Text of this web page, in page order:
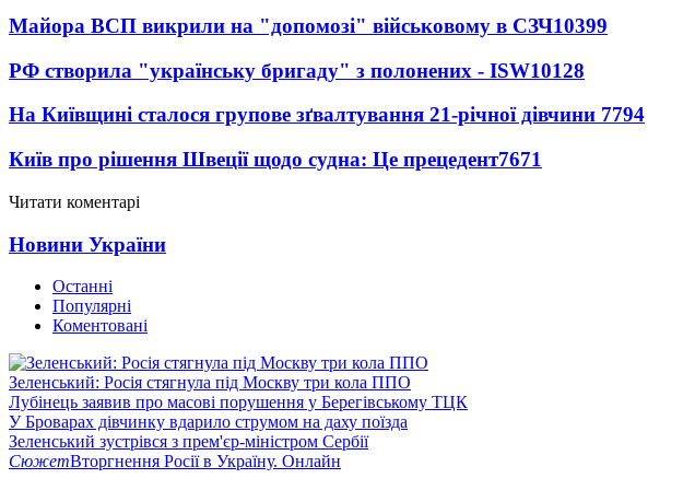
Майора ВСП викрили на "допомозі" військовому в СЗЧ10399
РФ створила "українську бригаду" з полонених - ISW10128
На Київщині сталося групове зґвалтування 21-річної дівчини 7794
Київ про рішення Швеції щодо судна: Це прецедент7671
Читати коментарі
Новини України
Останні
Популярні
Коментовані
Зеленський: Росія стягнула під Москву три кола ППО
Лубінець заявив про масові порушення у Берегівському ТЦК
У Броварах дівчинку вдарило струмом на даху поїзда
Зеленський зустрівся з прем'єр-міністром Сербії
СюжетВторгнення Росії в Україну. Онлайн